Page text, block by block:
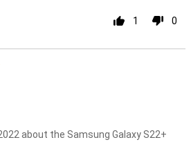
1 0
about the Samsung Galaxy S22+